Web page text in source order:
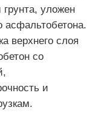
уложен
асфальтобетона.
верхнего слоя
со
и